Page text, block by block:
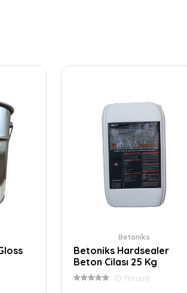
Betoniks
Betoniks Hardsealer
Beton Cilası 25 Kg
(0 Yorum)